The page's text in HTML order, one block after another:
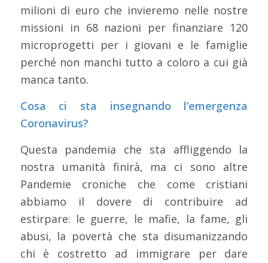
milioni di euro che invieremo nelle nostre
missioni in 68 nazioni per finanziare 120
microprogetti per i giovani e le famiglie
perché non manchi tutto a coloro a cui già
manca tanto.
Cosa ci sta insegnando l’emergenza
Coronavirus?
Questa pandemia che sta affliggendo la
nostra umanità finirà, ma ci sono altre
Pandemie croniche che come cristiani
abbiamo il dovere di contribuire ad
estirpare: le guerre, le mafie, la fame, gli
abusi, la povertà che sta disumanizzando
chi è costretto ad immigrare per dare